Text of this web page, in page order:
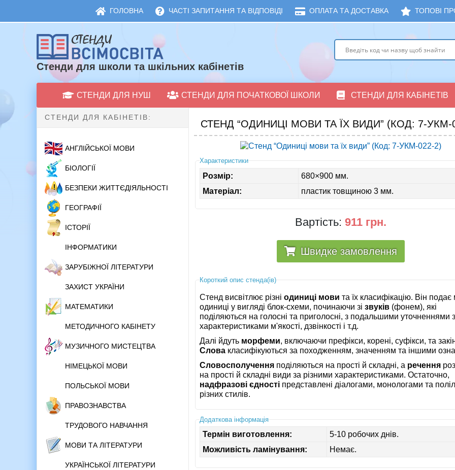
ГОЛОВНА ЧАСТІ ЗАПИТАННЯ ТА ВІДПОВІДІ ОПЛАТА ТА ДОСТАВКА ТОПОВІ
Стенди для школи та шкільних кабінетів
СТЕНДИ ДЛЯ НУШ СТЕНДИ ДЛЯ ПОЧАТКОВОЇ ШКОЛИ СТЕНДИ ДЛЯ КАБІНЕТІВ
СТЕНДИ ДЛЯ КАБІНЕТІВ:
АНГЛІЙСЬКОЇ МОВИ
БІОЛОГІЇ
БЕЗПЕКИ ЖИТТЄДІЯЛЬНОСТІ
ГЕОГРАФІЇ
ІСТОРІЇ
ІНФОРМАТИКИ
ЗАРУБІЖНОЇ ЛІТЕРАТУРИ
ЗАХИСТ УКРАЇНИ
МАТЕМАТИКИ
МЕТОДИЧНОГО КАБІНЕТУ
МУЗИЧНОГО МИСТЕЦТВА
НІМЕЦЬКОЇ МОВИ
ПОЛЬСЬКОЇ МОВИ
ПРАВОЗНАВСТВА
ТРУДОВОГО НАВЧАННЯ
МОВИ ТА ЛІТЕРАТУРИ
УКРАЇНСЬКОЇ ЛІТЕРАТУРИ
СТЕНД “ОДИНИЦІ МОВИ ТА ЇХ ВИДИ” (КОД: 7-УКМ-
Характеристики
Розмір:
680×900 мм.
Матеріал:
пластик товщиною 3 мм.
Вартість: 911 грн.
Швидке замовлення
Короткий опис стенда(ів)
Стенд висвітлює різніодиниці мови та їх класифікацію. Він подає
одиниці у вигляді блок-схеми, починаючи зізвуків (фонем), які
поділяються на голосні та приголосні, з подальшими уточненнями
характеристиками м'якості, дзвінкості і т.д.
Далі йдуть морфеми, включаючи префікси, корені, суфікси, та
Слова класифікуються за походженням, значенням та іншими
Словосполучення поділяються на прості й складні, а речення
на прості й складні види за різними характеристиками. Остаточно,
надфразові єдності представлені діалогами, монологами та
різних стилів.
Додаткова інформація
Термін виготовлення:
5-10 робочих днів.
Можливість ламінування:
Немає.